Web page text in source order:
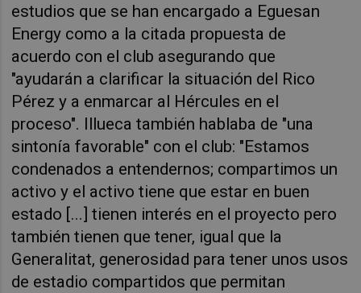
estudios que se han encargado a Eguesan
Energy como a la citada propuesta de
acuerdo con el club asegurando que
"ayudarán a clarificar la situación del Rico
Pérez y a enmarcar al Hércules en el
proceso". Illueca también hablaba de "una
sintonía favorable" con el club: "Estamos
condenados a entendernos; compartimos un
activo y el activo tiene que estar en buen
estado [...] tienen interés en el proyecto pero
también tienen que tener, igual que la
Generalitat, generosidad para tener unos usos
de estadio compartidos que permitan